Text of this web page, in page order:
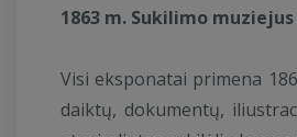
1863 m. Sukilimo muziejus
Visi eksponatai primena
daiktų, dokumentų,